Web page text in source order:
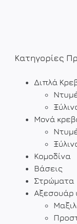
Κατηγορίες
Διπλά
Μονά
Κομοδίνα
Βάσεις
Στρώματα
Αξεσουάρ